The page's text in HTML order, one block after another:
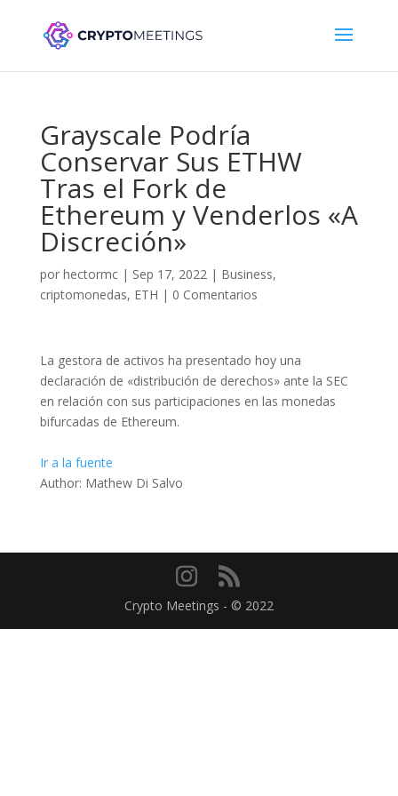
Grayscale Podría
Conservar Sus ETHW
Tras el Fork de
Ethereum y Venderlos «A
Discreción»
por hectormc| Sep 17, 2022| Business,
criptomonedas, ETH | 0 Comentarios
La gestora de activos ha presentado hoy una
declaración de «distribución de derechos» ante la SEC
en relación con sus participaciones en las monedas
bifurcadas de Ethereum.
Ir a la fuente
Author: Mathew Di Salvo
Crypto Meetings - © 2022